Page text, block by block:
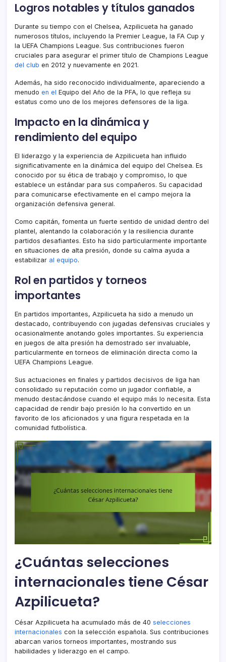
Logros notables y títulos ganados
Durante su tiempo con el Chelsea, Azpilicueta ha ganado
numerosos títulos, incluyendo la Premier League, la FA Cup y
la UEFA Champions League. Sus contribuciones fueron
cruciales para asegurar el primer título de Champions League
del club en 2012 y nuevamente en 2021.
Además, ha sido reconocido individualmente, apareciendo a
menudo en el Equipo del Año de la PFA, lo que refleja su
estatus como uno de los mejores defensores de la liga.
Impacto en la dinámica y
rendimiento del equipo
El liderazgo y la experiencia de Azpilicueta han influido
significativamente en la dinámica del equipo del Chelsea. Es
conocido por su ética de trabajo y compromiso, lo que
establece un estándar para sus compañeros. Su capacidad
para comunicarse efectivamente en el campo mejora la
organización defensiva general.
Como capitán, fomenta un fuerte sentido de unidad dentro del
plantel, alentando la colaboración y la resiliencia durante
partidos desafiantes. Esto ha sido particularmente importante
en situaciones de alta presión, donde su calma ayuda a
estabilizar al equipo.
Rol en partidos y torneos
importantes
En partidos importantes, Azpilicueta ha sido a menudo un
destacado, contribuyendo con jugadas defensivas cruciales y
ocasionalmente anotando goles importantes. Su experiencia
en juegos de alta presión ha demostrado ser invaluable,
particularmente en torneos de eliminación directa como la
UEFA Champions League.
Sus actuaciones en finales y partidos decisivos de liga han
consolidado su reputación como un jugador confiable, a
menudo destacándose cuando el equipo más lo necesita. Esta
capacidad de rendir bajo presión lo ha convertido en un
favorito de los aficionados y una figura respetada en la
comunidad futbolística.
¿Cuántas selecciones
internacionales tiene César
Azpilicueta?
César Azpilicueta ha acumulado más de 40 selecciones
internacionales con la selección española. Sus contribuciones
abarcan varios torneos importantes, mostrando sus
habilidades y liderazgo en el campo.